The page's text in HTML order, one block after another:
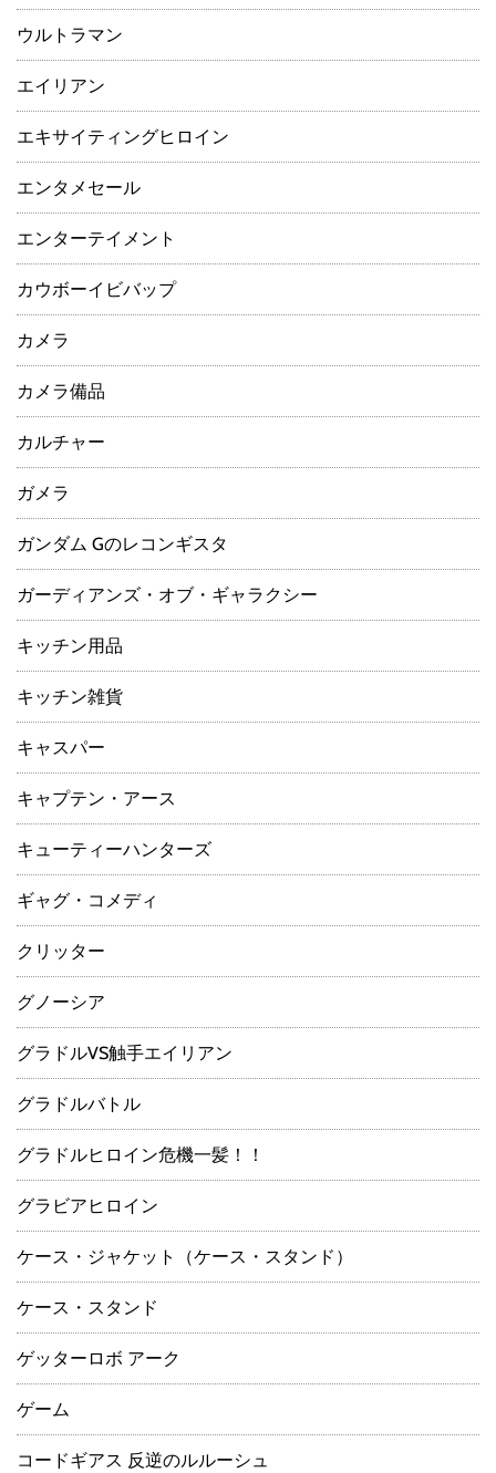
ウルトラマン
エイリアン
エキサイティングヒロイン
エンタメセール
エンターテイメント
カウボーイビバップ
カメラ
カメラ備品
カルチャー
ガメラ
ガンダム Gのレコンギスタ
ガーディアンズ・オブ・ギャラクシー
キッチン用品
キッチン雑貨
キャスパー
キャプテン・アース
キューティーハンターズ
ギャグ・コメディ
クリッター
グノーシア
グラドルVS触手エイリアン
グラドルバトル
グラドルヒロイン危機一髪！！
グラビアヒロイン
ケース・ジャケット（ケース・スタンド）
ケース・スタンド
ゲッターロボ アーク
ゲーム
コードギアス 反逆のルルーシュ